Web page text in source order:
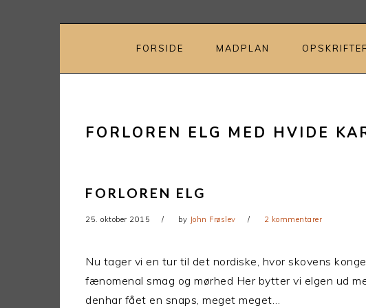
FORSIDE MADPLAN
FORLOREN ELG MED HVIDE
FORLOREN ELG
25. oktober 2015 by John Frøslev 2 kommentarer
Nu tager vi en tur til det nordiske, hvor skovens
fænomenal smag og mørhed Her bytter vi elgen ud
denhar fået en snaps, meget meget…